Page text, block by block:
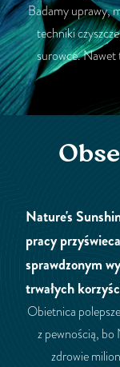
Badamy uprawy,
techniki
surowce. Nawet
Nature's
pracy
sprawdzonym
trwałych
Obietnica
z pewnością, bo
zdrowie